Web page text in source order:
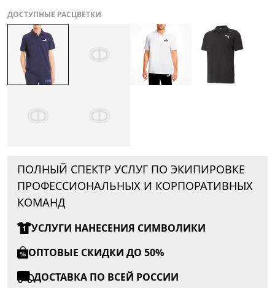
ДОСТУПНЫЕ РАСЦВЕТКИ
ПОЛНЫЙ СПЕКТР УСЛУГ ПО ЭКИПИРОВКЕ
ПРОФЕССИОНАЛЬНЫХ И КОРПОРАТИВНЫХ
КОМАНД
УСЛУГИ НАНЕСЕНИЯ СИМВОЛИКИ
ОПТОВЫЕ СКИДКИ ДО 50%
ДОСТАВКА ПО ВСЕЙ РОССИИ